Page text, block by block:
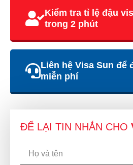
Kiểm tra tỉ lệ đậu
trong 2 phút
Liên hệ Visa Sun để
miễn phí
ĐỂ LẠI TIN NHẮN CHO